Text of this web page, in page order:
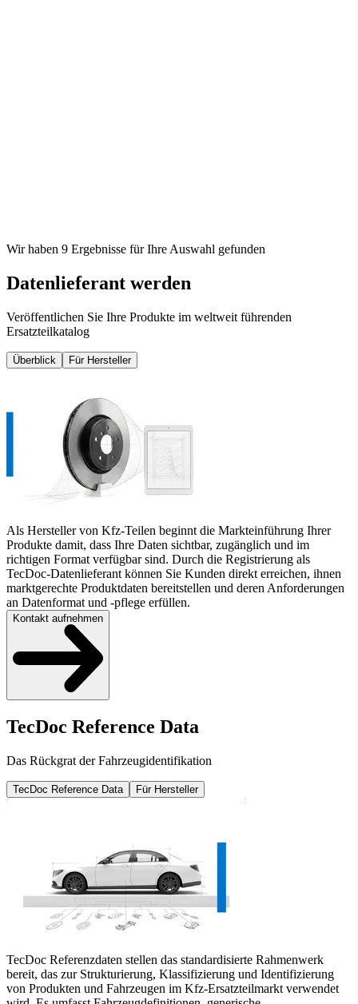
Wir haben 9 Ergebnisse für Ihre Auswahl gefunden
Datenlieferant werden
Veröffentlichen Sie Ihre Produkte im weltweit führenden
Ersatzteilkatalog
Überblick Für Hersteller
Als Hersteller von Kfz-Teilen beginnt die Markteinführung Ihrer
Produkte damit, dass Ihre Daten sichtbar, zugänglich und im
richtigen Format verfügbar sind. Durch die Registrierung als
TecDoc-Datenlieferant können Sie Kunden direkt erreichen, ihnen
marktgerechte Produktdaten bereitstellen und deren Anforderungen
an Datenformat und -pflege erfüllen.
Kontakt aufnehmen
TecDoc Reference Data
Das Rückgrat der Fahrzeugidentifikation
TecDoc Reference Data Für Hersteller
TecDoc Referenzdaten stellen das standardisierte Rahmenwerk
bereit, das zur Strukturierung, Klassifizierung und Identifizierung
von Produkten und Fahrzeugen im Kfz-Ersatzteilmarkt verwendet